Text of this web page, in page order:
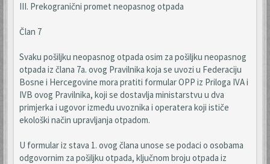
III. Prekogranični promet neopasnog otpada
Član 7
Svaku pošiljku neopasnog otpada osim za pošiljku neopasnog
otpada iz člana 7a. ovog Pravilnika koja se uvozi u Federaciju
Bosne i Hercegovine mora pratiti formular OPP iz Priloga IVA i
IVB ovog Pravilnika, koji se dostavlja ministarstvu u dva
primjerka i ugovor između uvoznika i operatera koji ističe
ekološki način upravljanja otpadom.
U formular iz stava 1. ovog člana unose se podaci o osobama
odgovornim za pošiljku otpada, ključnom broju otpada iz